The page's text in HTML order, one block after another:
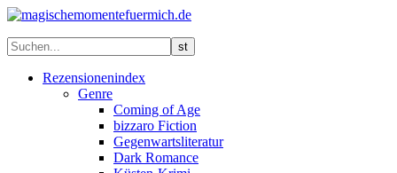
Rezensionenindex
Genre
Coming of Age
bizzaro Fiction
Gegenwartsliteratur
Dark Romance